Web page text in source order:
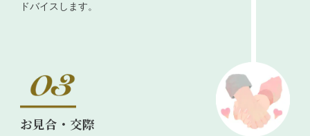
ドバイスします。
お見合・交際